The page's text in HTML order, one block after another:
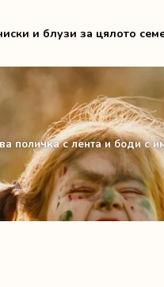
и блузи за цялото
поличка с лента и боди с